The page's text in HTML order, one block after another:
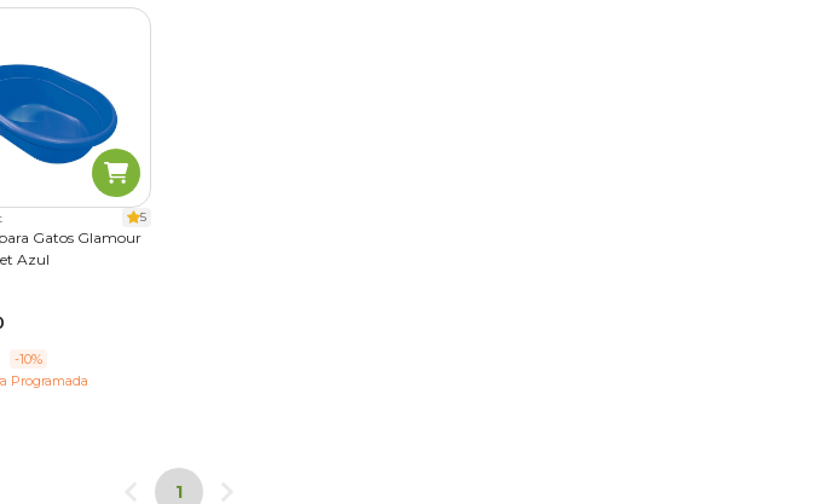
5
Gatos Glamour
Azul
-10%
Programada
1